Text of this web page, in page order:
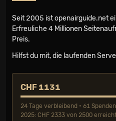
Seit 2005 ist openairguide.net
Erfreuliche 4 Millionen
Preis.
Hilfst du mit, die laufenden
CHF 1131
24 Tage verbleibend • 61
2025: CHF 2333 von 2500